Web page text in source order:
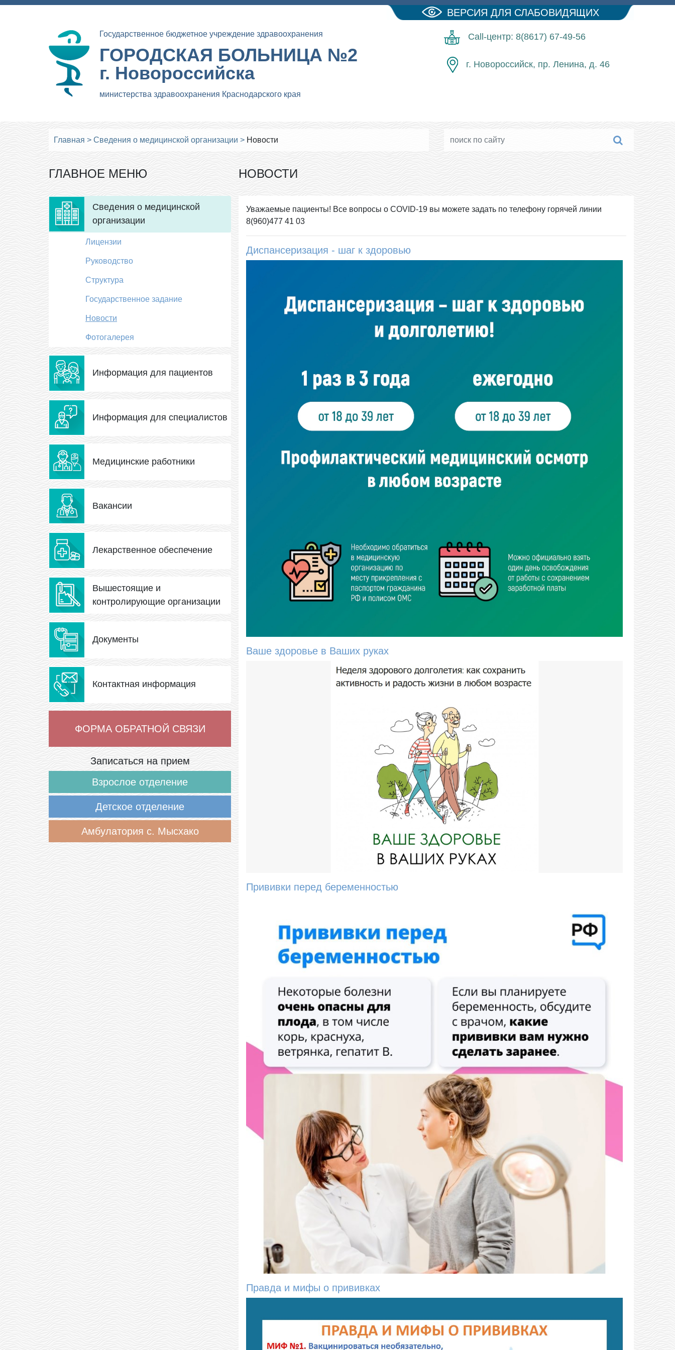
ВЕРСИЯ ДЛЯ СЛАБОВИДЯЩИХ
Государственное бюджетное учреждение здравоохранения
ГОРОДСКАЯ БОЛЬНИЦА №2
г. Новороссийска
министерства здравоохранения Краснодарского края
Call-центр: 8(8617) 67-49-56
г. Новороссийск, пр. Ленина, д. 46
Главная > Сведения о медицинской организации > Новости
ГЛАВНОЕ МЕНЮ
Сведения о медицинской
организации
Лицензии
Руководство
Структура
Государственное задание
Новости
Фотогалерея
Информация для пациентов
Информация для специалистов
Медицинские работники
Вакансии
Лекарственное обеспечение
Вышестоящие и
контролирующие организации
Документы
Контактная информация
ФОРМА ОБРАТНОЙ СВЯЗИ
Записаться на прием
Взрослое отделение
Детское отделение
Амбулатория с. Мысхако
НОВОСТИ
Уважаемые пациенты! Все вопросы о COVID-19 вы можете задать по телефону горячей линии
8(960)477 41 03
Диспансеризация - шаг к здоровью
Ваше здоровье в Ваших руках
Прививки перед беременностью
Правда и мифы о прививках